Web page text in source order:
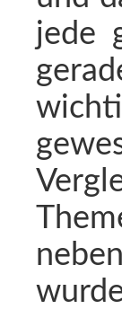
jede